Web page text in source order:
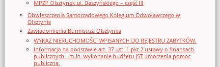
MPZP Olsztynek ul. Daszyńskiego – część III
Obwieszczenia Samorządowego Kolegium Odwoławczego w
Olsztynie
Zawiadomienia Burmistrza Olsztynka
WYKAZ NIERUCHOMOŚCI WPISANYCH DO REJESTRU ZABYTKÓW.
Informacja na podstawie art. 37 ust. 1 pkt 2 ustawy o finansach
publicznych - m.in. wykonanie budżetu JST umorzenia pomoc
publiczna.